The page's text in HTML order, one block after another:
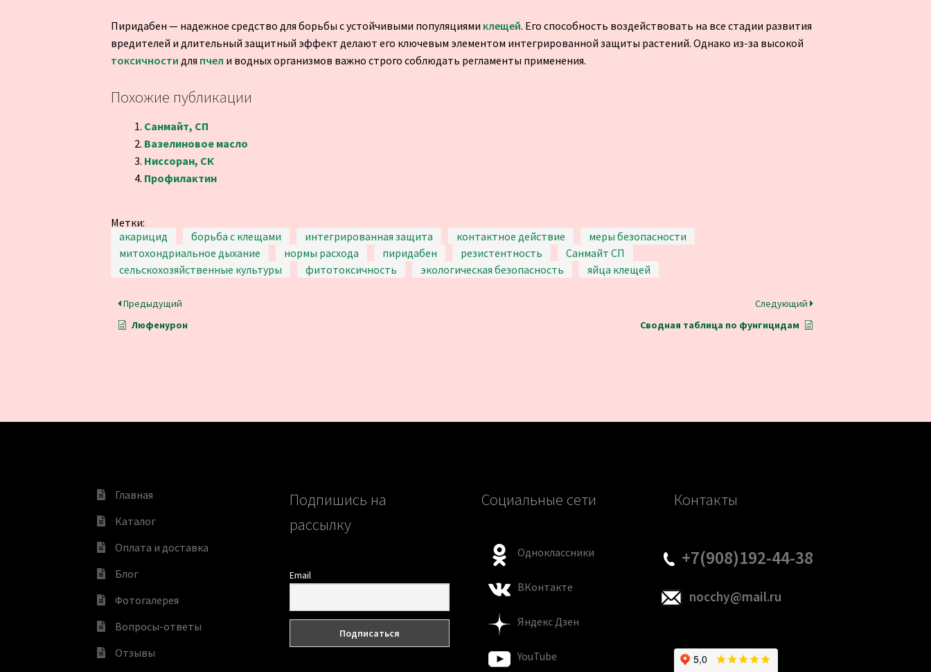
Пиридабен — надежное средство для борьбы с устойчивыми популяциями клещей. Его способность воздействовать на все стадии развития
вредителей и длительный защитный эффект делают его ключевым элементом интегрированной защиты растений. Однако из-за высокой
токсичности для пчел и водных организмов важно строго соблюдать регламенты применения.
Похожие публикации
Санмайт, СП
Вазелиновое масло
Ниссоран, СК
Профилактин
Метки:
акарицид
борьба с клещами интегрированная защита контактное действие
меры безопасности
митохондриальное дыхание
нормы расхода пиридабен резистентность
Санмайт СП
сельскохозяйственные культуры
фитотоксичность экологическая безопасность яйца клещей
Предыдущий
Люфенурон
Следующий
Сводная таблица по фунгицидам
Главная
Каталог
Оплата и доставка
Блог
Фотогалерея
Вопросы-ответы
Отзывы
Подпишись на
рассылку
Email
Социальные сети
Одноклассники
ВКонтакте
Яндекс Дзен
YouTube
Контакты
+7(908)192-44-38
nocchy@mail.ru